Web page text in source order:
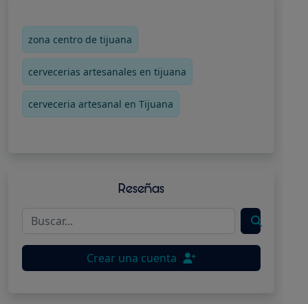
zona centro de tijuana
cervecerias artesanales en tijuana
cerveceria artesanal en Tijuana
Reseñas
Crear una cuenta